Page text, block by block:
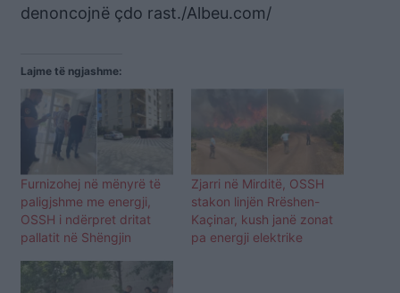
denoncojnë çdo rast./Albeu.com/
Lajme të ngjashme:
Furnizohej në mënyrë të
paligjshme me energji,
OSSH i ndërpret dritat
pallatit në Shëngjin
Zjarri në Mirditë, OSSH
stakon linjën Rrëshen-
Kaçinar, kush janë zonat
pa energji elektrike